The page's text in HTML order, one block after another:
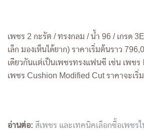
เพชร 2 กะรัต / ทรงกลม / น้ำ 96 / เกรด
เล็ก มองเห็นได้ยาก) ราคาเริ่มต้นราว
เดียวกันเเต่เป็นเพชรทรงแฟนซี เช่น เพชร
เพชร Cushion Modified Cut ราคาจะเริ่
อ่านต่อ: สีเพชร และเทคนิคเลือกซื้อเพชร